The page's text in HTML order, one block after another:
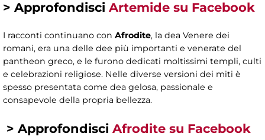
> Approfondisci Artemide su Facebook
I racconti continuano con Afrodite, la dea Venere dei
romani, era una delle dee più importanti e venerate del
pantheon greco, e le furono dedicati moltissimi templi, culti
e celebrazioni religiose. Nelle diverse versioni dei miti è
spesso presentata come dea gelosa, passionale e
consapevole della propria bellezza.
> Approfondisci Afrodite su Facebook